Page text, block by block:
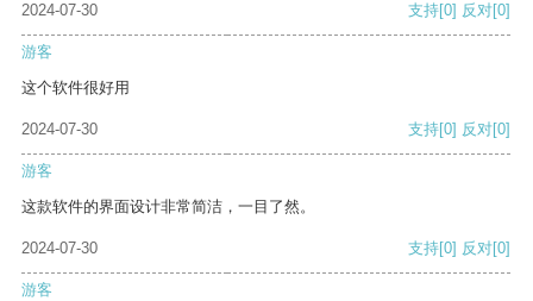
2024-07-30 支持[0] 反对[0]
游客
这个软件很好用
2024-07-30 支持[0] 反对[0]
游客
这款软件的界面设计非常简洁，一目了然。
2024-07-30 支持[0] 反对[0]
游客